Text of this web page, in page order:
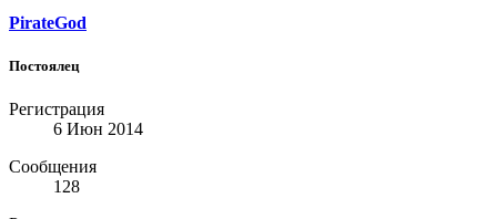
PirateGod
Постоялец
Регистрация
6 Июн 2014
Сообщения
128